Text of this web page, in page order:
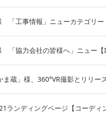
「工事情報」ニューカテゴリー
「協力会社の皆様へ」ニュー【
ま蔵」様、360°VR撮影とリリー
ランディングページ【コーディ